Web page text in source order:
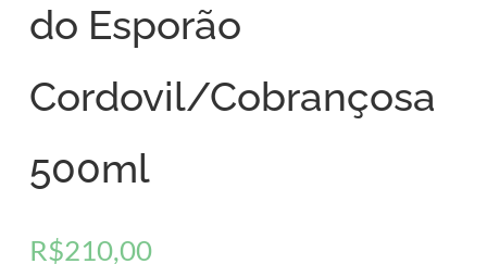
do Esporão
Cordovil/Cobrançosa
500ml
R$210,00